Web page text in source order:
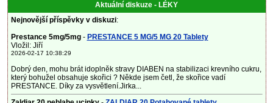
Aktuální diskuze - LÉKY
Nejnovější příspěvky v diskuzi:
Prestance 5mg/5mg- PRESTANCE 5 MG/5 MG 20 Tablety
Vložil: Jiří
2026-02-17 10:38:29
Dobrý den, mohu brát idoplněk stravy DIABEN na stabilizaci krevního cukru,
který bohužel obsahuje skořici ? Někde jsem četl, že skořice vadí
PRESTANCE. Díky za vysvětlení.Jirka...